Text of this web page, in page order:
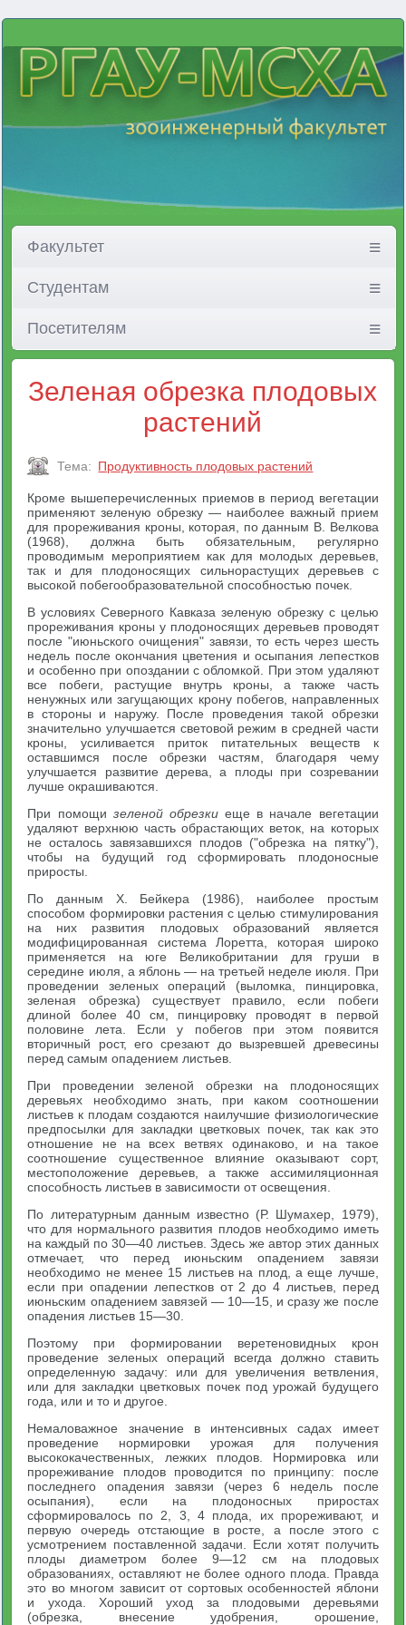
Факультет
Студентам
Посетителям
Зеленая обрезка плодовых
растений
Тема: Продуктивность плодовых растений
Кроме вышеперечисленных приемов в период вегетации
применяют зеленую обрезку — наиболее важный прием
для прореживания кроны, которая, по данным В. Велкова
(1968), должна быть обязательным, регулярно
проводимым мероприятием как для молодых деревьев,
так и для плодоносящих сильнорастущих деревьев с
высокой побегообразовательной способностью почек.
В условиях Северного Кавказа зеленую обрезку с целью
прореживания кроны у плодоносящих деревьев проводят
после "июньского очищения" завязи, то есть через шесть
недель после окончания цветения и осыпания лепестков
и особенно при опоздании с обломкой. При этом удаляют
все побеги, растущие внутрь кроны, а также часть
ненужных или загущающих крону побегов, направленных
в стороны и наружу. После проведения такой обрезки
значительно улучшается световой режим в средней части
кроны, усиливается приток питательных веществ к
оставшимся после обрезки частям, благодаря чему
улучшается развитие дерева, а плоды при созревании
лучше окрашиваются.
При помощи зеленой обрезкиеще в начале вегетации
удаляют верхнюю часть обрастающих веток, на которых
не осталось завязавшихся плодов ("обрезка на пятку"),
чтобы на будущий год сформировать плодоносные
приросты.
По данным X. Бейкера (1986), наиболее простым
способом формировки растения с целью стимулирования
на них развития плодовых образований является
модифицированная система Лоретта, которая широко
применяется на юге Великобритании для груши в
середине июля, а яблонь — на третьей неделе июля. При
проведении зеленых операций (выломка, пинцировка,
зеленая обрезка) существует правило, если побеги
длиной более 40 см, пинцировку проводят в первой
половине лета. Если у побегов при этом появится
вторичный рост, его срезают до вызревшей древесины
перед самым опадением листьев.
При проведении зеленой обрезки на плодоносящих
деревьях необходимо знать, при каком соотношении
листьев к плодам создаются наилучшие физиологические
предпосылки для закладки цветковых почек, так как это
отношение не на всех ветвях одинаково, и на такое
соотношение существенное влияние оказывают сорт,
местоположение деревьев, а также ассимиляционная
способность листьев в зависимости от освещения.
По литературным данным известно (Р. Шумахер, 1979),
что для нормального развития плодов необходимо иметь
на каждый по 30—40 листьев. Здесь же автор этих данных
отмечает, что перед июньским опадением завязи
необходимо не менее 15 листьев на плод, а еще лучше,
если при опадении лепестков от 2 до 4 листьев, перед
июньским опадением завязей — 10—15, и сразу же после
опадения листьев 15—30.
Поэтому при формировании веретеновидных крон
проведение зеленых операций всегда должно ставить
определенную задачу: или для увеличения ветвления,
или для закладки цветковых почек под урожай будущего
года, или и то и другое.
Немаловажное значение в интенсивных садах имеет
проведение нормировки урожая для получения
высококачественных, лежких плодов. Нормировка или
прореживание плодов проводится по принципу: после
последнего опадения завязи (через 6 недель после
осыпания), если на плодоносных приростах
сформировалось по 2, 3, 4 плода, их прореживают, и
первую очередь отстающие в росте, а после этого с
усмотрением поставленной задачи. Если хотят получить
плоды диаметром более 9—12 см на плодовых
образованиях, оставляют не более одного плода. Правда
это во многом зависит от сортовых особенностей яблони
и ухода. Хороший уход за плодовыми деревьями
(обрезка, внесение удобрения, орошение,